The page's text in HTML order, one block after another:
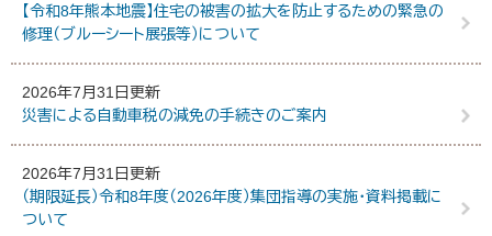
【令和8年熊本地震】住宅の被害の拡大を防止するための緊急の
修理（ブルーシート展張等）について
2026年7月31日更新
災害による自動車税の減免の手続きのご案内
2026年7月31日更新
（期限延長）令和8年度（2026年度）集団指導の実施・資料掲載に
ついて